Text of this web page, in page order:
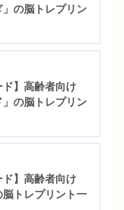
」の脳トレプリン
ド】高齢者向け
」の脳トレプリン
ド】高齢者向け
脳トレプリント一